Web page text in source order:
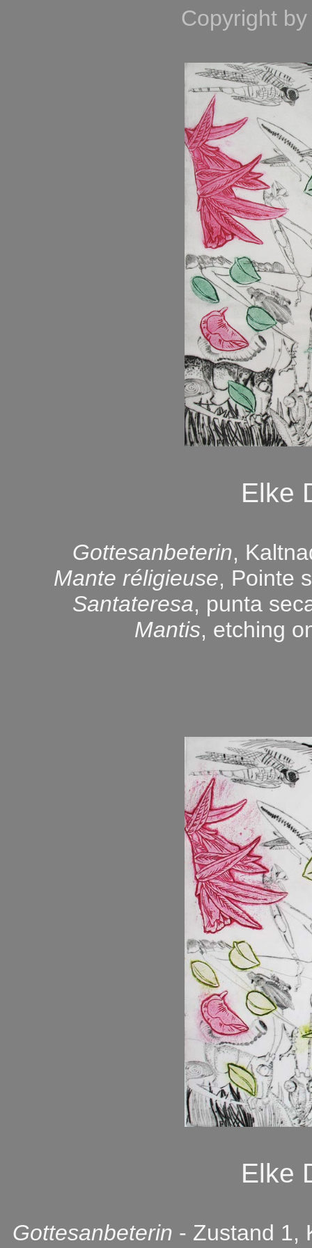
Copyright
Elke
Gottesanbeterin,
Mante réligieuse, Pointe
Santateresa, punta
Mantis, etching
Elke
Gottesanbeterin - Zustand 1,